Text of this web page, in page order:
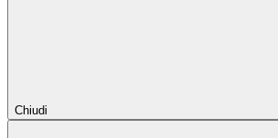
Chiudi